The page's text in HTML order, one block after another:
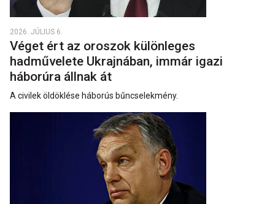
2026. JÚLIUS 6.
Véget ért az oroszok különleges
hadművelete Ukrajnában, immár igazi
háborúra állnak át
A civilek öldöklése háborús bűncselekmény.